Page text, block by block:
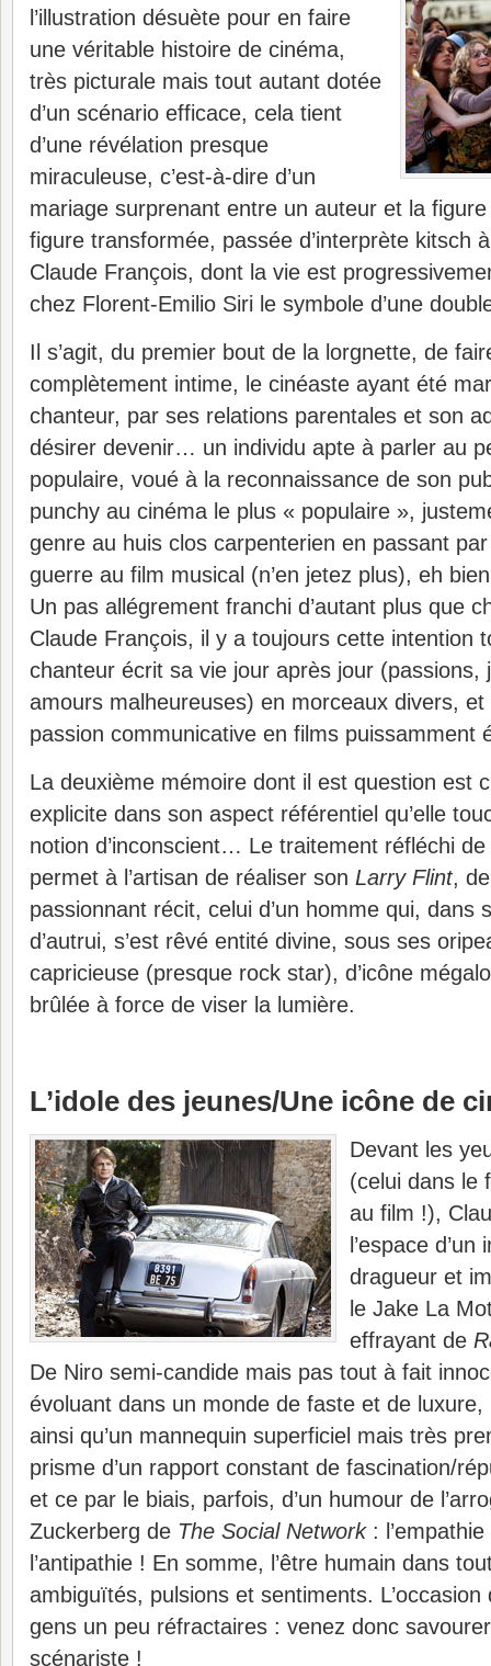
l’illustration désuète pour en faire
une véritable histoire de cinéma,
très picturale mais tout autant dotée
d’un scénario efficace, cela tient
d’une révélation presque
miraculeuse, c’est-à-dire d’un
mariage surprenant entre un auteur et la figure
figure transformée, passée d’interprète kitsch
Claude François, dont la vie est
chez Florent-Emilio Siri le symbole d’une
Il s’agit, du premier bout de la lorgnette, de
complètement intime, le cinéaste ayant été
chanteur, par ses relations parentales et son
désirer devenir… un individu apte à parler au
populaire, voué à la reconnaissance de son
punchy au cinéma le plus « populaire »,
genre au huis clos carpenterien en passant par
guerre au film musical (n’en jetez plus), eh
Un pas allégrement franchi d’autant plus que
Claude François, il y a toujours cette intention
chanteur écrit sa vie jour après jour (passions,
amours malheureuses) en morceaux divers,
passion communicative en films puissamment
La deuxième mémoire dont il est question est
explicite dans son aspect référentiel qu’elle
notion d’inconscient… Le traitement réfléchi
permet à l’artisan de réaliser son Larry Flint,
passionnant récit, celui d’un homme qui, dans
d’autrui, s’est rêvé entité divine, sous ses
capricieuse (presque rock star), d’icône
brûlée à force de viser la lumière.
L’idole des jeunes/Une icône de
Devant les
(celui dans le
au film !),
l’espace
dragueur et
le Jake La
effrayant de
De Niro semi-candide mais pas tout à fait
évoluant dans un monde de faste et de
ainsi qu’un mannequin superficiel mais très
prisme d’un rapport constant de fascination/
et ce par le biais, parfois, d’un humour de
Zuckerberg de The Social Network:
l’antipathie ! En somme, l’être humain dans
ambiguïtés, pulsions et sentiments.
gens un peu réfractaires : venez donc
scénariste !